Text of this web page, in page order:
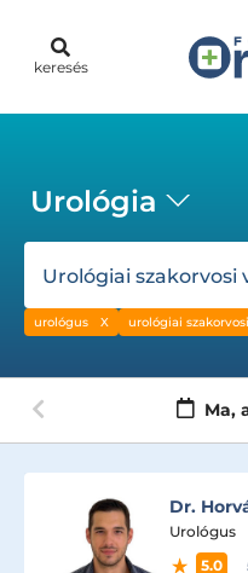
keresés
Urológia
Urológiai szakorvosi
urológus urológiai
Ma,